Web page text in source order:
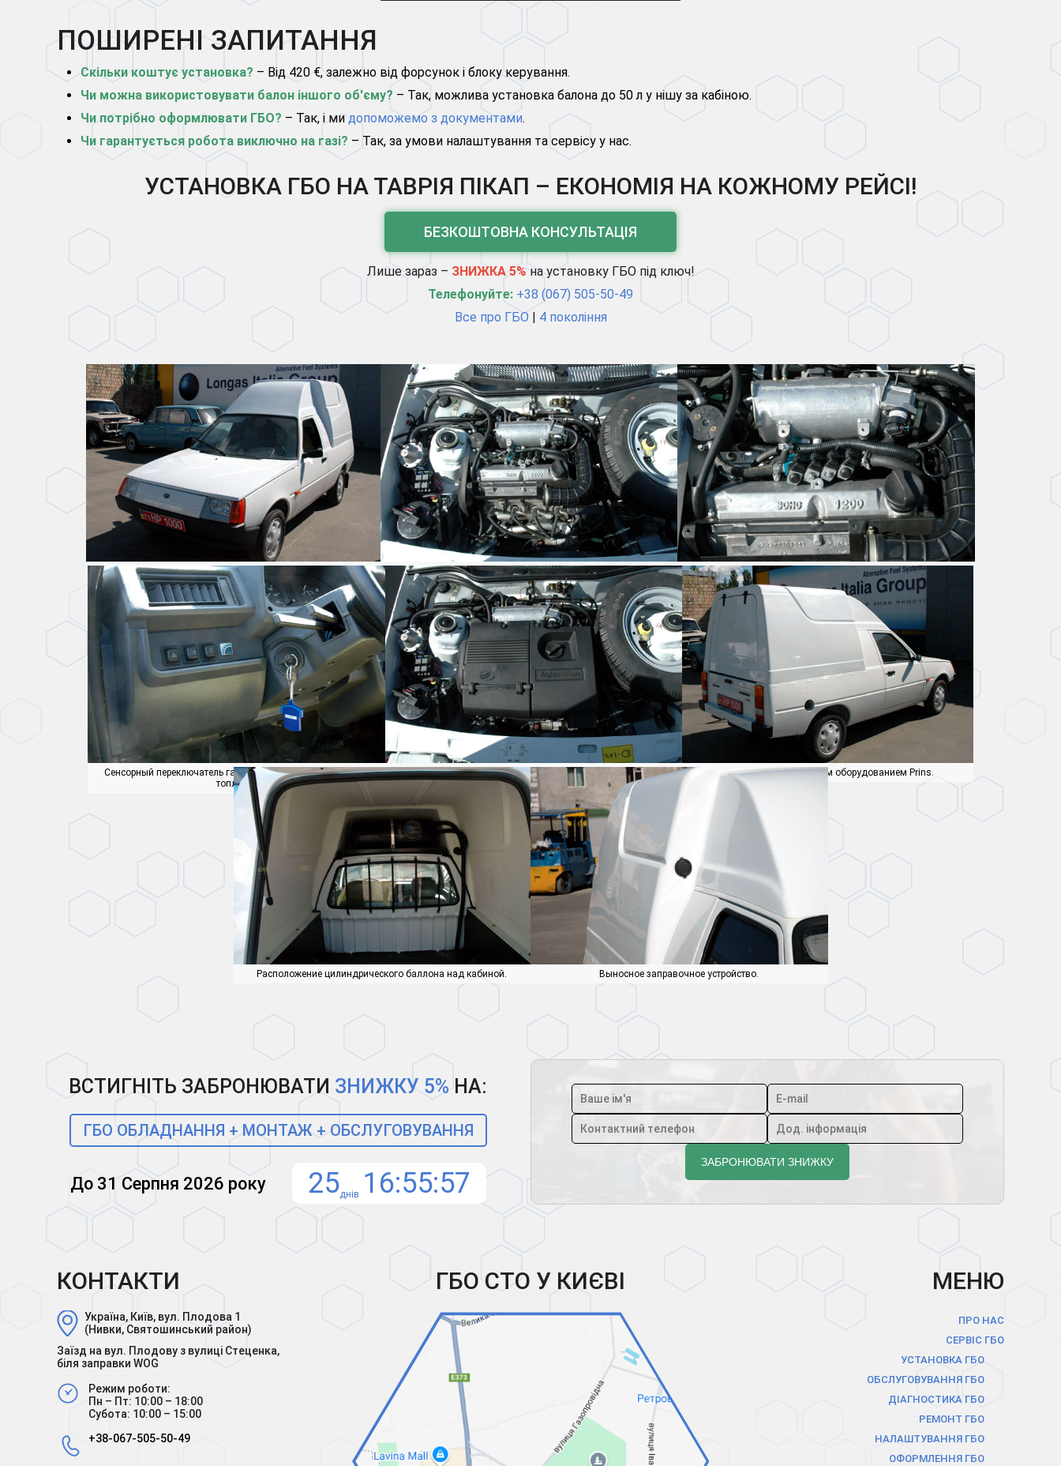
ПОШИРЕНІ ЗАПИТАННЯ
Скільки коштує установка? – Від 420 €, залежно від форсунок і блоку керування.
Чи можна використовувати балон іншого об'єму? – Так, можлива установка балона до 50 л у нішу за кабіною.
Чи потрібно оформлювати ГБО? – Так, і мидопоможемо з документами.
Чи гарантується робота виключно на газі? – Так, за умови налаштування та сервісу у нас.
УСТАНОВКА ГБО НА ТАВРІЯ ПІКАП – ЕКОНОМІЯ НА КОЖНОМУ РЕЙСІ!
БЕЗКОШТОВНА КОНСУЛЬТАЦІЯ
Лише зараз – ЗНИЖКА 5%на установку ГБО під ключ!
Телефонуйте: +38 (067) 505-50-49
Все про ГБО | 4 покоління
Таврия пикап с газовым оборудованием Longas. Таврия с распределенным впрыском Longas и форсунками Rail. Таврия с распределенным впрыском Longas и форсунками Rail.
Сенсорный переключатель газ-бензин с указателем уровня
топлива.
Таврия с распределенным впрыском Longas и форсунками Rail. Таврия пикап с газовым оборудованием Prins.
Расположение цилиндрического баллона над кабиной. Выносное заправочное устройство.
ВСТИГНІТЬ ЗАБРОНЮВАТИ ЗНИЖКУ 5%НА:
ГБО ОБЛАДНАННЯ + МОНТАЖ + ОБСЛУГОВУВАННЯ
До 31 Серпня 2026 року 25днів 16 55 55
КОНТАКТИ
Україна, Київ, вул. Плодова 1
(Нивки, Святошинський район)
Заїзд на вул. Плодову з вулиці Стеценка,
біля заправки WOG
Режим роботи:
Пн – Пт: 10:00 – 18:00
Субота: 10:00 – 15:00
+38-067-505-50-49
ГБО СТО У КИЄВІ МЕНЮ
ПРО НАС
СЕРВІС ГБО
УСТАНОВКА ГБО
ОБСЛУГОВУВАННЯ ГБО
ДІАГНОСТИКА ГБО
РЕМОНТ ГБО
НАЛАШТУВАННЯ ГБО
ОФОРМЛЕННЯ ГБО